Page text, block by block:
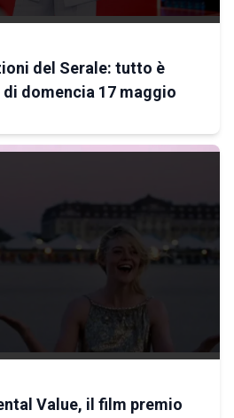
del Serale: tutto è
domencia 17 maggio
Value, il film premio